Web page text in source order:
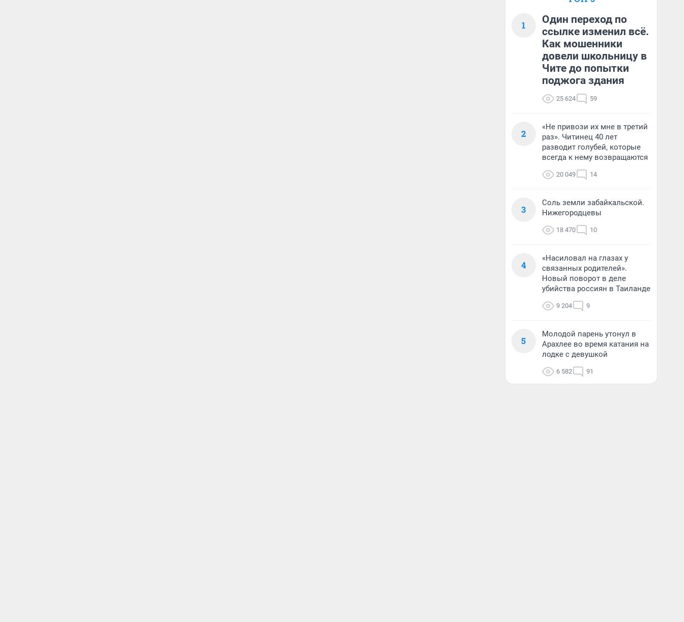
1
Один переход по
ссылке изменил всё.
Как мошенники
довели школьницу в
Чите до попытки
поджога здания
25 624 59
2
«Не привози их мне в третий
раз». Читинец 40 лет
разводит голубей, которые
всегда к нему возвращаются
20 049 14
3
Соль земли забайкальской.
Нижегородцевы
18 470 10
4
«Насиловал на глазах у
связанных родителей».
Новый поворот в деле
убийства россиян в Таиланде
9 204 9
5
Молодой парень утонул в
Арахлее во время катания на
лодке с девушкой
6 582 91